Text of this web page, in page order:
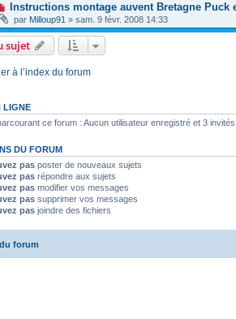
Instructions montage auvent Bretagne Puck
par Milloup91 » sam. 9 févr. 2008 14:33
sujet
à l’index du forum
LIGNE
ce forum : Aucun utilisateur enregistré et 3 invités
DU FORUM
pas poster de nouveaux sujets
pas répondre aux sujets
pas modifier vos messages
pas supprimer vos messages
pas joindre des fichiers
forum